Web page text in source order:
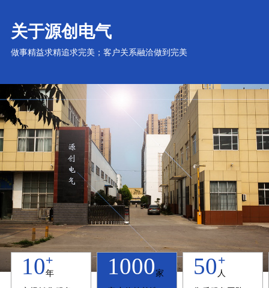
关于源创电气
做事精益求精追求完美；客户关系融洽做到完美
10+
年 1000家 50+
人